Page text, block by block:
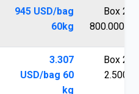
945 USD/bag
60kg
Box
800.000
3.307
USD/bag 60
kg
Box